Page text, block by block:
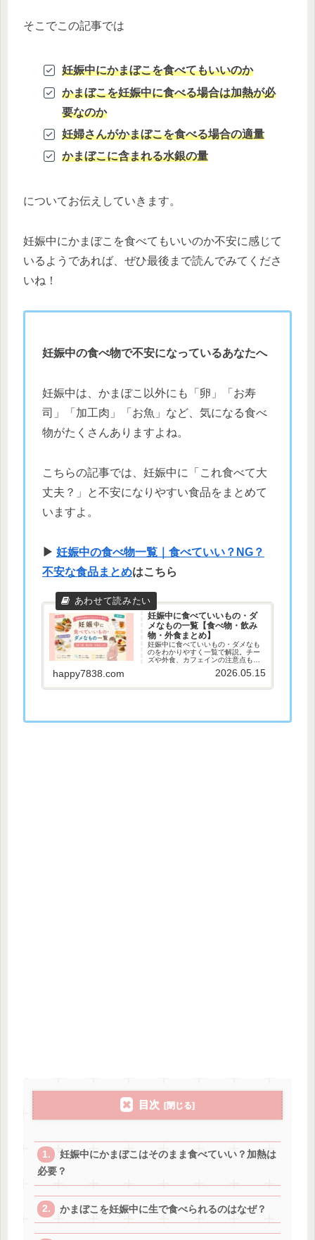
そこでこの記事では
妊娠中にかまぼこを食べてもいいのか
かまぼこを妊娠中に食べる場合は加熱が必
要なのか
妊婦さんがかまぼこを食べる場合の適量
かまぼこに含まれる水銀の量
についてお伝えしていきます。
妊娠中にかまぼこを食べてもいいのか不安に感じて
いるようであれば、ぜひ最後まで読んでみてくださ
いね！
妊娠中の食べ物で不安になっているあなたへ
妊娠中は、かまぼこ以外にも「卵」「お寿
司」「加工肉」「お魚」など、気になる食べ
物がたくさんありますよね。
こちらの記事では、妊娠中に「これ食べて大
丈夫？」と不安になりやすい食品をまとめて
いますよ。
▶ 妊娠中の食べ物一覧｜食べていい？NG？
不安な食品まとめはこちら
妊娠中に食べていいもの・ダ
メなもの一覧【食べ物・飲み
物・外食まとめ】
妊娠中に食べていいもの・ダメなも
のをわかりやすく一覧で解説。チー
ズや外食、カフェインの注意点もま
happy7838.com 2026.05.15
目次
妊娠中にかまぼこはそのまま食べていい？加熱は
必要？
かまぼこを妊娠中に生で食べられるのはなぜ？